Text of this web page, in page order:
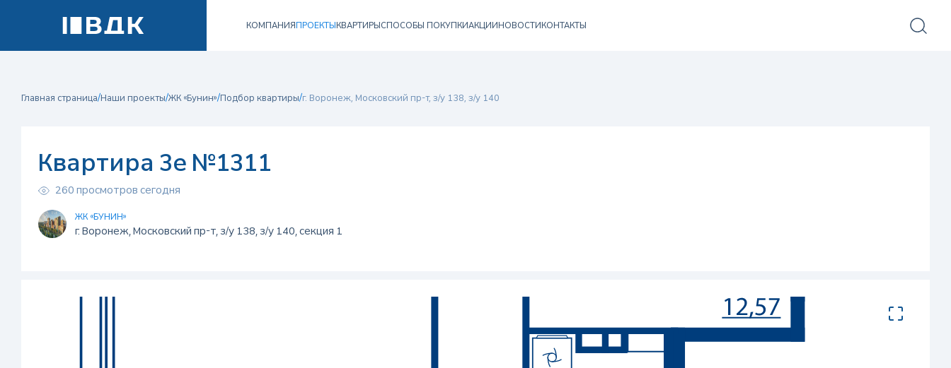
КОМПАНИЯПРОЕКТЫКВАРТИРЫСПОСОБЫ ПОКУПКИАКЦИИНОВОСТИКОНТАКТЫ
Главная страница/Наши проекты/ЖК «Бунин»/Подбор квартиры/г. Воронеж, Московский пр-т, з/у 138, з/у 140
Квартира 3е №1311
260 просмотров сегодня
ЖК «БУНИН»
г. Воронеж, Московский пр-т, з/у 138, з/у 140, секция 1